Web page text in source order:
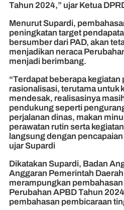
Tahun 2024,” ujar Ketua
Menurut Supardi,
peningkatan target
bersumber dari PAD, akan
menjadikan neraca
menjadi berimbang.
“Terdapat beberapa kegiatan
rasionalisasi, terutama untuk
mendesak, realisasinya
pendukung seperti
perjalanan dinas, makan
perawatan rutin serta
langsung dengan
ujar Supardi
Dikatakan Supardi, Badan
Anggaran Pemerintah
merampungkan
Perubahan APBD Tahun
pembahasan pembicaraan